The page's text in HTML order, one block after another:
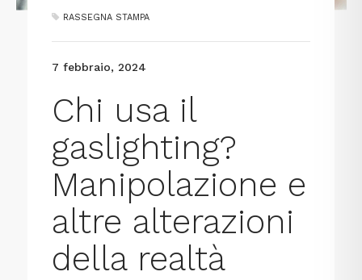
RASSEGNA STAMPA
7 febbraio, 2024
Chi usa il
gaslighting?
Manipolazione e
altre alterazioni
della realtà